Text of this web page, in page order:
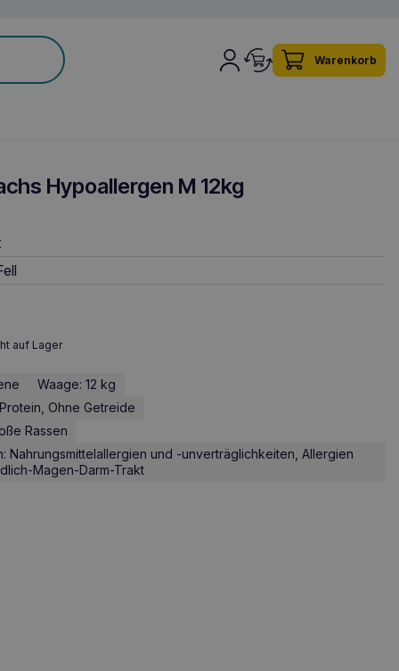
Warenkorb
Hypoallergen M 12kg
auf Lager
Waage: 12 kg
Ohne Getreide
Rassen
Nahrungsmittelallergien und -unverträglichkeiten, Allergien
Magen-Darm-Trakt